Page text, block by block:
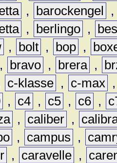
, barockengel
, berlingo ,
, bolt , bop ,
, bravo , brera ,
c-klasse , c-max
, c4 , c5 , c6 ,
, caliber ,
, campus ,
, caravelle ,